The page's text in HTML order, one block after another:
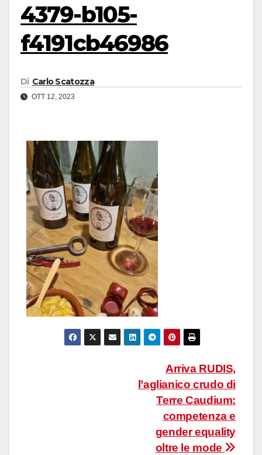
4379-b105-
f4191cb46986
Di Carlo Scatozza
OTT 12, 2023
Arriva RUDIS,
l’aglianico crudo di
Terre Caudium:
competenza e
gender equality
oltre le mode